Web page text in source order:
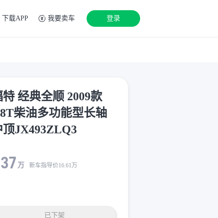
下载APP 我要卖车 登录
特 经典全顺 2009款
柴油多功能型长轴
顶JX493ZLQ3
万 新车指导价16.61万
已下架